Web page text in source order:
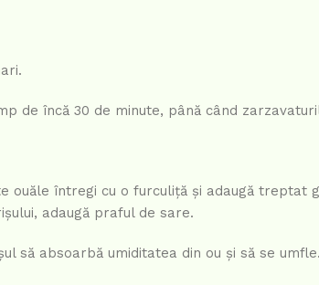
de încă 30 de minute, până când
ouăle întregi cu o furculiță și adaugă treptat
adaugă praful de sare.
să absoarbă umiditatea din ou și să se umfle.